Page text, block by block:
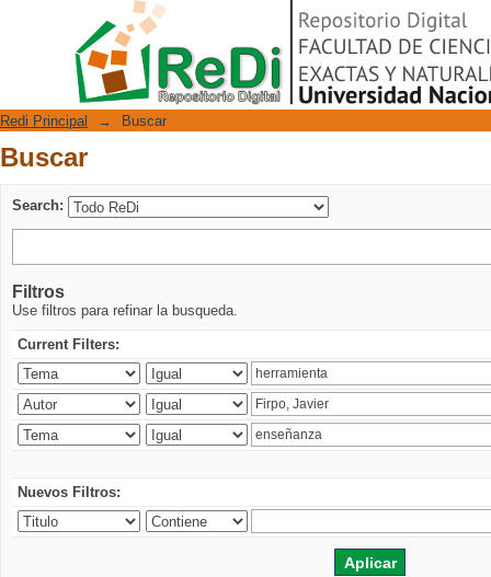
Repositorio Digital
Redi Principal → Buscar
Buscar
Search:
Filtros
Use filtros para refinar la busqueda.
Current Filters:
Nuevos Filtros: